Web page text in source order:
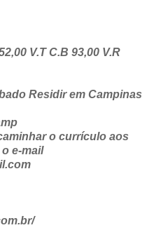
V.T C.B 93,00 V.R
Residir em Campinas
o currículo aos
e-mail